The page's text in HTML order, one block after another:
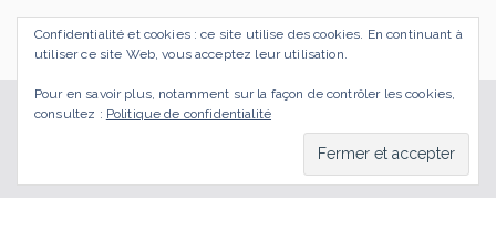
Aller
SI J'OSAIS
Bilan de Compétences Gestalt Rezé
Accueil BLOG espoir
Confidentialité et cookies : ce site utilise des cookies. En continuant à
utiliser ce site Web, vous acceptez leur utilisation.
Pour en savoir plus, notamment sur la façon de contrôler les cookies,
consultez : Politique de confidentialité